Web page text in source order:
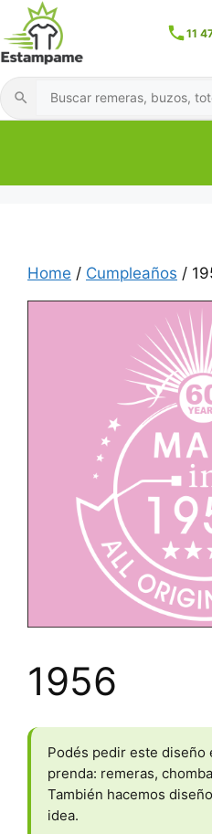
Skip
to
content
Buscar
11
Home / Cumpleaños /
1956
Podés pedir este diseño
prenda: remeras,
También hacemos
idea.